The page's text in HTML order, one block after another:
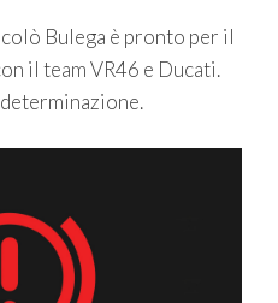
Bulega è pronto per il
il team VR46 e Ducati.